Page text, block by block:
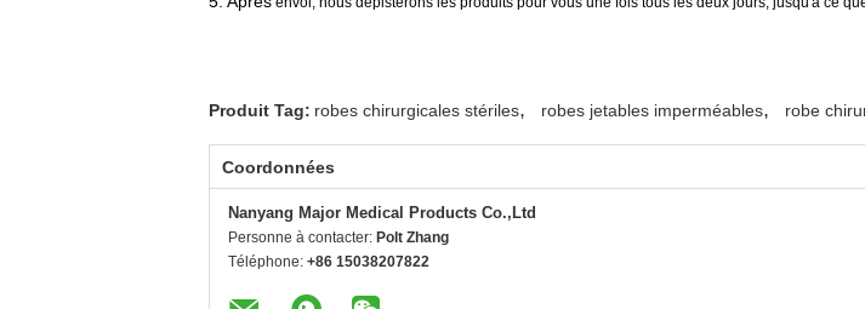
Produit Tag: robes chirurgicales stériles, robes jetables imperméables, robe
Coordonnées
Nanyang Major Medical Products Co.,Ltd
Personne à contacter: Polt Zhang
Téléphone: +86 15038207822